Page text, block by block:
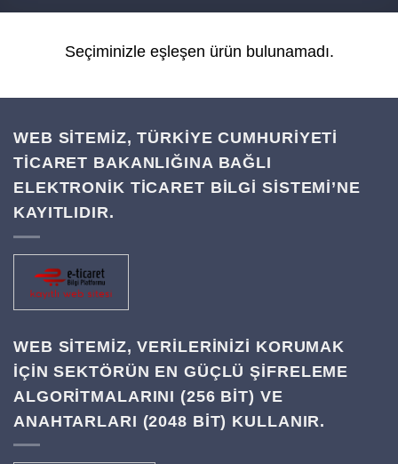
Seçiminizle eşleşen ürün bulunamadı.
WEB SİTEMİZ, TÜRKİYE CUMHURİYETİ
TİCARET BAKANLIĞINA BAĞLI
ELEKTRONİK TİCARET BİLGİ SİSTEMİ’NE
KAYITLIDIR.
WEB SITEMIZ, VERILERINIZI KORUMAK
IÇIN SEKTÖRÜN EN GÜÇLÜ ŞIFRELEME
ALGORITMALARINI (256 BIT) VE
ANAHTARLARI (2048 BIT) KULLANIR.